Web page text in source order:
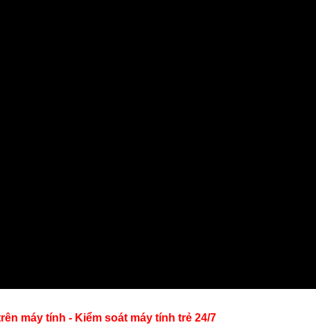
máy tính - Kiểm soát máy tính trẻ 24/7